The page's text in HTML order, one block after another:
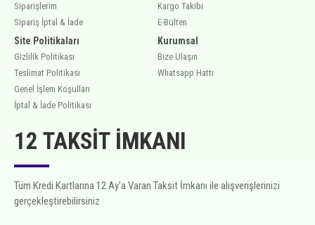
Siparişlerim
Sipariş İptal & İade
Site Politikaları
Gizlilik Politikası
Teslimat Politikası
Genel İşlem Koşulları
İptal & İade Politikası
Kargo Takibi
E-Bülten
Kurumsal
Bize Ulaşın
Whatsapp Hattı
12 TAKSIT İMKANI
Tüm Kredi Kartlarına 12 Ay'a Varan Taksit İmkanı ile alışverişlerinizi
gerçekleştirebilirsiniz